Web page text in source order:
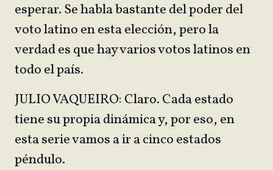
esperar. Se habla bastante del poder del
voto latino en esta elección, pero la
verdad es que hay varios votos latinos en
todo el país.
JULIO VAQUEIRO: Claro. Cada estado
tiene su propia dinámica y, por eso, en
esta serie vamos a ir a cinco estados
péndulo.